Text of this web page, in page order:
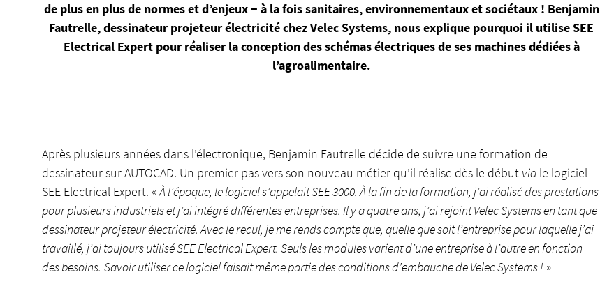
de plus en plus de normes et d’enjeux − à la fois sanitaires, environnementaux et sociétaux ! Benjamin
Fautrelle, dessinateur projeteur électricité chez Velec Systems, nous explique pourquoi il utilise SEE
Electrical Expert pour réaliser la conception des schémas électriques de ses machines dédiées à
l’agroalimentaire.
Après plusieurs années dans l’électronique, Benjamin Fautrelle décide de suivre une formation de
dessinateur sur AUTOCAD. Un premier pas vers son nouveau métier qu’il réalise dès le début via le logiciel
SEE Electrical Expert. «À l’époque, le logiciel s’appelait SEE 3000. À la fin de la formation, j’ai réalisé des prestations
pour plusieurs industriels et j’ai intégré différentes entreprises. Il y a quatre ans, j’ai rejoint Velec Systems en tant que
dessinateur projeteur électricité. Avec le recul, je me rends compte que, quelle que soit l’entreprise pour laquelle j’ai
travaillé, j’ai toujours utilisé SEE Electrical Expert. Seuls les modules varient d’une entreprise à l’autre en fonction
des besoins. Savoir utiliser ce logiciel faisait même partie des conditions d’embauche de Velec Systems ! »